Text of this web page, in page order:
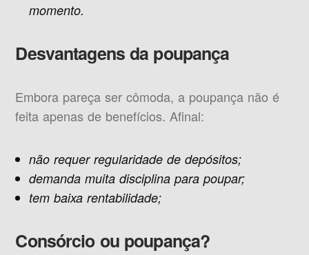
momento.
Desvantagens da poupança
Embora pareça ser cômoda, a poupança não é
feita apenas de benefícios. Afinal:
não requer regularidade de depósitos;
demanda muita disciplina para poupar;
tem baixa rentabilidade;
Consórcio ou poupança?